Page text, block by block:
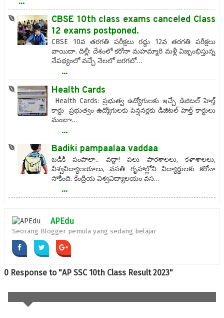
CBSE 10th class exams canceled Class
12 exams postponed.
CBSE 10వ తరగతి పరీక్షలు రద్దు 12వ తరగతి పరీక్షలు
వాయిదా. దిల్లీ: దేశంలో కరోనా మహమ్మారి మళ్లీ విజృంభిస్తున్న
నేపథ్యంలో వచ్చే నెలలో జరగబో…
...
Health Cards
Health Cards: ప్రభుత్వ ఉద్యోగులకు ఇచ్చే డిజిటల్ హెల్త్
కార్డు ప్రభుత్వం ఉద్యోగులకు పెన్షనర్లకు డిజిటల్ హెల్త్ కార్డులు
మంజూ…
...
Badiki pampaalaa vaddaa
బడికి పంపాలా.. వద్దా! పలు పాఠశాలలు, కళాశాలలు,
విశ్వవిద్యాలయాలు, వసతి గృహాల్లోని విద్యార్థులకు కరోనా
సోకింది. కేంద్రీయ విశ్వవిద్యాలయం వస…
...
APEdu
Seorang Blogger pemula yang sedang belajar
0 Response to "AP SSC 10th Class Result 2023"